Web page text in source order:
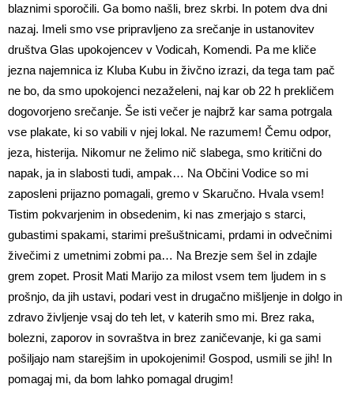
blaznimi sporočili. Ga bomo našli, brez skrbi. In potem dva dni
nazaj. Imeli smo vse pripravljeno za srečanje in ustanovitev
društva Glas upokojencev v Vodicah, Komendi. Pa me kliče
jezna najemnica iz Kluba Kubu in živčno izrazi, da tega tam pač
ne bo, da smo upokojenci nezaželeni, naj kar ob 22 h prekličem
dogovorjeno srečanje. Še isti večer je najbrž kar sama potrgala
vse plakate, ki so vabili v njej lokal. Ne razumem! Čemu odpor,
jeza, histerija. Nikomur ne želimo nič slabega, smo kritični do
napak, ja in slabosti tudi, ampak… Na Občini Vodice so mi
zaposleni prijazno pomagali, gremo v Skaručno. Hvala vsem!
Tistim pokvarjenim in obsedenim, ki nas zmerjajo s starci,
gubastimi spakami, starimi prešuštnicami, prdami in odvečnimi
živečimi z umetnimi zobmi pa… Na Brezje sem šel in zdajle
grem zopet. Prosit Mati Marijo za milost vsem tem ljudem in s
prošnjo, da jih ustavi, podari vest in drugačno mišljenje in dolgo in
zdravo življenje vsaj do teh let, v katerih smo mi. Brez raka,
bolezni, zaporov in sovraštva in brez zaničevanje, ki ga sami
pošiljajo nam starejšim in upokojenimi! Gospod, usmili se jih! In
pomagaj mi, da bom lahko pomagal drugim!